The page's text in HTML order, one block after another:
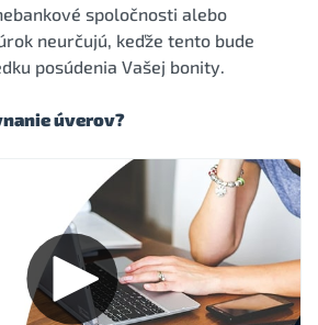
spoločnosti alebo
neurčujú, keďže tento bude
posúdenia Vašej bonity.
úverov?